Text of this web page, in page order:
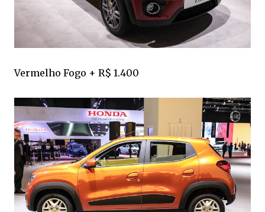
Vermelho Fogo + R$ 1.400